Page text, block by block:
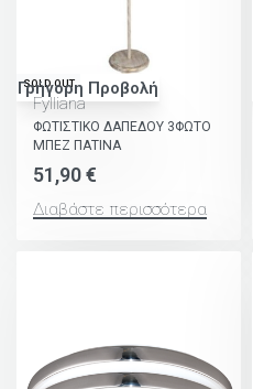
SOLD OUT
Γρήγορη Προβολή
Fylliana
ΦΩΤΙΣΤΙΚΟ ΔΑΠΕΔΟΥ 3ΦΩΤΟ
ΜΠΕΖ ΠΑΤΙΝΑ
51,90€
Διαβάστε περισσότερα